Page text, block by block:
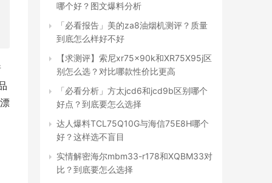
哪个好？图文爆料分析
「必看报告」美的za8油烟机测评？质量
到底怎么样好不好
【求测评】索尼xr75x90k和XR75X95j区
别怎么选？对比哪款性价比更高
「必看分析」方太jcd6和jcd9b区别哪个
好点？到底要怎么选择
达人爆料TCL75Q10G与海信75E8H哪个
好？这样选不盲目
实情解密海尔mbm33-r178和XQBM33对
比？到底要怎么选择